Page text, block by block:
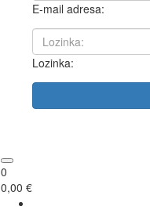
E-mail adresa:
Lozinka:
0
0,00 €